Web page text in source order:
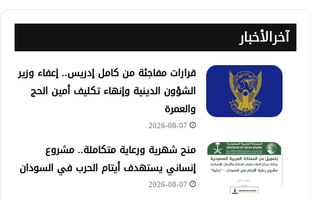
آخرالأخبار
قرارات مفاجئة من كامل إدريس.. إعفاء وزير
الشؤون الدينية وإنهاء تكليف أمين الحج
والعمرة
2026-08-07
منح شهرية ورعاية متكاملة.. مشروع
إنساني يستهدف أيتام الحرب في السودان
2026-08-07